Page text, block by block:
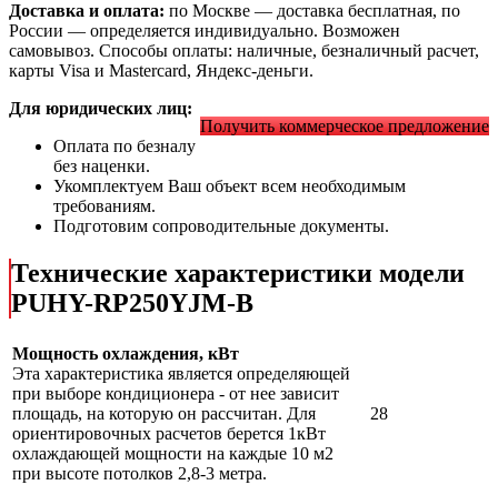
Доставка и оплата: по Москве — доставка бесплатная, по
России — определяется индивидуально. Возможен
самовывоз. Способы оплаты: наличные, безналичный расчет,
карты Visa и Mastercard, Яндекс-деньги.
Получить коммерческое предложение
Для юридических лиц:
Оплата по безналу
без наценки.
Укомплектуем Ваш объект всем необходимым
требованиям.
Подготовим сопроводительные документы.
Технические характеристики модели
PUHY-RP250YJM-B
Мощность охлаждения, кВт
Эта характеристика является определяющей
при выборе кондиционера - от нее зависит
площадь, на которую он рассчитан. Для
ориентировочных расчетов берется 1кВт
охлаждающей мощности на каждые 10 м2
при высоте потолков 2,8-3 метра.
28